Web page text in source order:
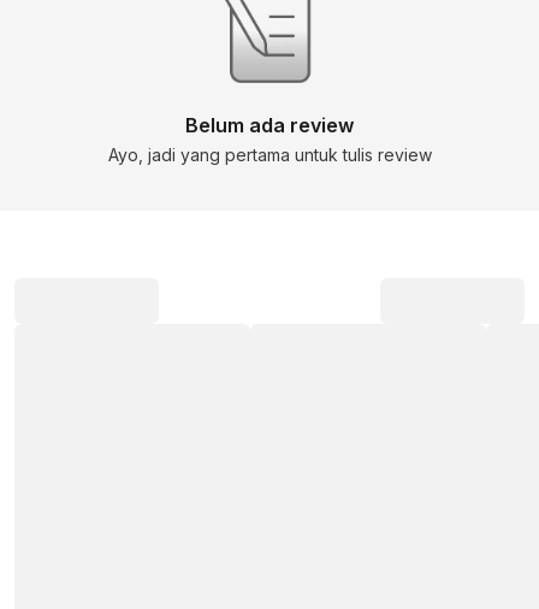
Belum ada review
Ayo, jadi yang pertama untuk tulis review